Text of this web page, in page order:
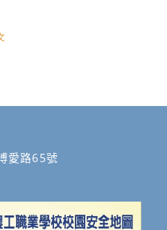
愛路65號